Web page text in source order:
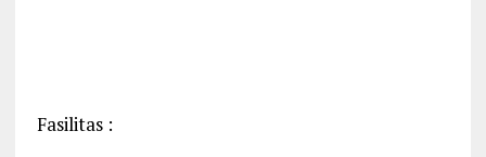
Fasilitas :